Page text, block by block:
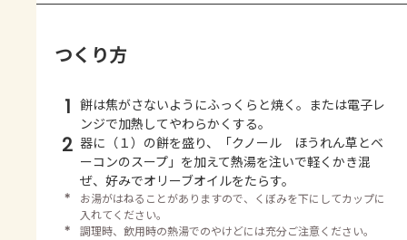
つくり方
1 餅は焦がさないようにふっくらと焼く。または電子レ
ンジで加熱してやわらかくする。
2 器に（１）の餅を盛り、「クノール ほうれん草とベ
ーコンのスープ」を加えて熱湯を注いで軽くかき混
ぜ、好みでオリーブオイルをたらす。
＊
お湯がはねることがありますので、くぼみを下にしてカップに
入れてください。
＊
調理時、飲用時の熱湯でのやけどには充分ご注意ください。